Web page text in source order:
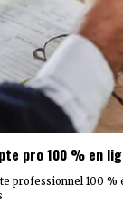
pro 100 % en
professionnel 100 %